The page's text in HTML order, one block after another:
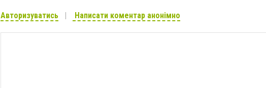
Авторизуватись Написати коментар анонімно